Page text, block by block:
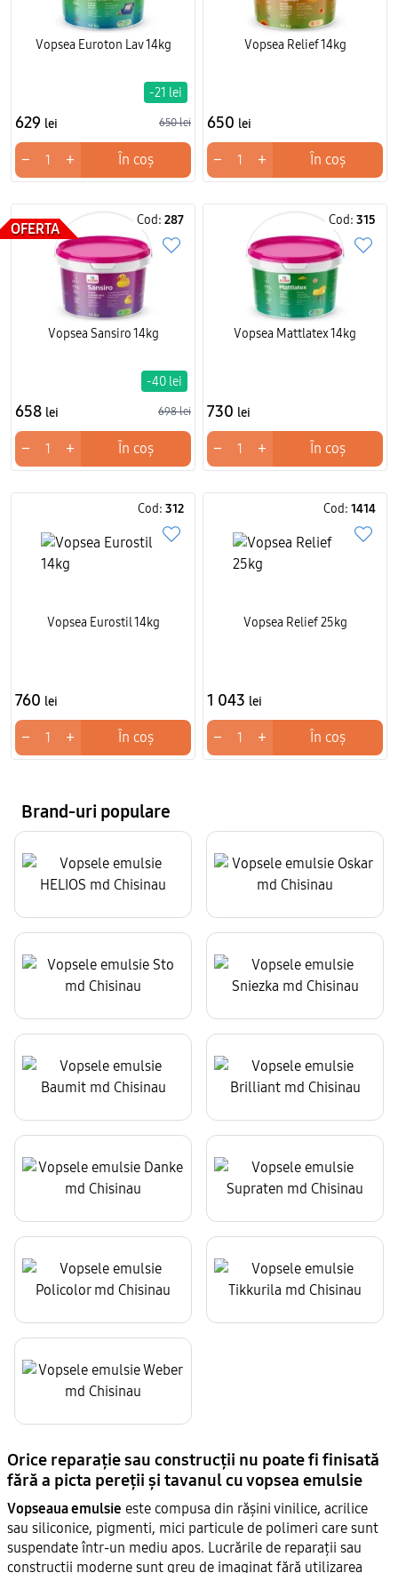
Vopsea Euroton Lav 14kg
629 lei 650 lei
-21 lei
− + În coș
Vopsea Relief 14kg
650 lei
− + În coș
OFERTA
Cod: 287
Vopsea Sansiro 14kg
658 lei 698 lei
-40 lei
− + În coș
Cod: 315
Vopsea Mattlatex 14kg
730 lei
− + În coș
Cod: 312
Vopsea Eurostil 14kg
760 lei
− + În coș
Cod: 1414
Vopsea Relief 25kg
1 043 lei
− + În coș
Brand-uri populare
Orice reparație sau construcții nu poate fi finisată
fără a picta pereții și tavanul cu vopsea emulsie
Vopseaua emulsie este compusa din rășini vinilice, acrilice
sau siliconice, pigmenti, mici particule de polimeri care sunt
suspendate într-un mediu apos. Lucrările de reparații sau
construcții moderne sunt greu de imaginat fără utilizarea